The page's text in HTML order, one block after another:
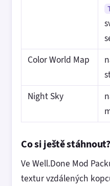
Color World Map
Night Sky
Co si ještě stáhnout?
Ve Well.Done Mod
textur vzdálených